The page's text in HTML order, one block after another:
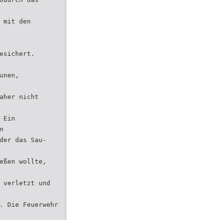
mit den
nicht
Ein
das Sau-
wollte,
verletzt und
Feuerwehr